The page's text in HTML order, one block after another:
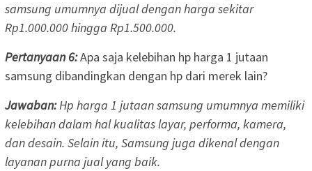
samsung umumnya dijual dengan harga sekitar
Rp1.000.000 hingga Rp1.500.000.
Pertanyaan 6:Apa saja kelebihan hp harga 1 jutaan
samsung dibandingkan dengan hp dari merek lain?
Jawaban:Hp harga 1 jutaan samsung umumnya memiliki
kelebihan dalam hal kualitas layar, performa, kamera,
dan desain. Selain itu, Samsung juga dikenal dengan
layanan purna jual yang baik.